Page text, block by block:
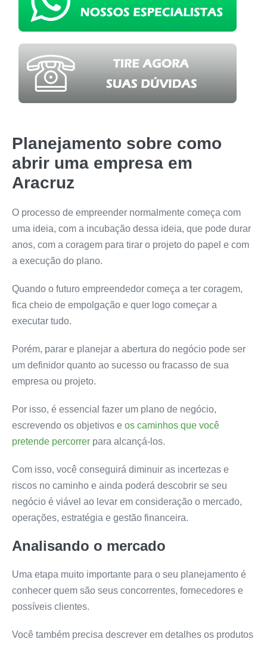
Planejamento sobre como
abrir uma empresa em
Aracruz
O processo de empreender normalmente começa com
uma ideia, com a incubação dessa ideia, que pode durar
anos, com a coragem para tirar o projeto do papel e com
a execução do plano.
Quando o futuro empreendedor começa a ter coragem,
fica cheio de empolgação e quer logo começar a
executar tudo.
Porém, parar e planejar a abertura do negócio pode ser
um definidor quanto ao sucesso ou fracasso de sua
empresa ou projeto.
Por isso, é essencial fazer um plano de negócio,
escrevendo os objetivos e os caminhos que você
pretende percorrer para alcançá-los.
Com isso, você conseguirá diminuir as incertezas e
riscos no caminho e ainda poderá descobrir se seu
negócio é viável ao levar em consideração o mercado,
operações, estratégia e gestão financeira.
Analisando o mercado
Uma etapa muito importante para o seu planejamento é
conhecer quem são seus concorrentes, fornecedores e
possíveis clientes.
Você também precisa descrever em detalhes os produtos